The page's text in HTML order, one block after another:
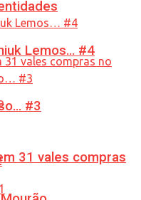
31 vales compras
Lemos… #4
#3